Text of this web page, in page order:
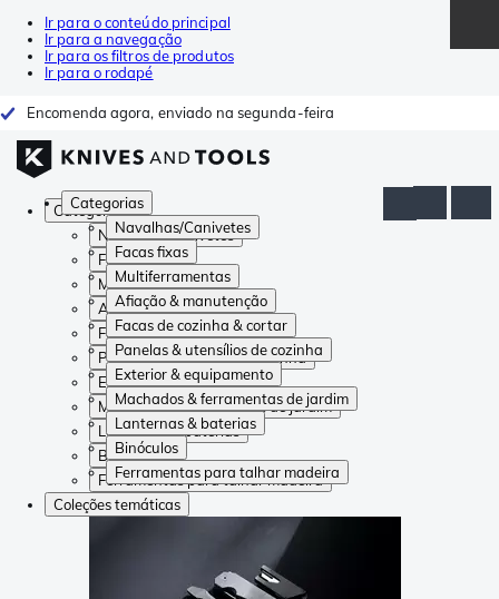
Ir para o conteúdo principal
Ir para a navegação
Ir para os filtros de produtos
Ir para o rodapé
Encomenda agora, enviado na segunda-feira
Categorias
Navalhas/Canivetes
Facas fixas
Multiferramentas
Afiação & manutenção
Facas de cozinha & cortar
Panelas & utensílios de cozinha
Exterior & equipamento
Machados & ferramentas de jardim
Lanternas & baterias
Binóculos
Ferramentas para talhar madeira
Categorias
Navalhas/Canivetes
Facas fixas
Multiferramentas
Afiação & manutenção
Facas de cozinha & cortar
Panelas & utensílios de cozinha
Exterior & equipamento
Machados & ferramentas de jardim
Lanternas & baterias
Binóculos
Ferramentas para talhar madeira
Coleções temáticas